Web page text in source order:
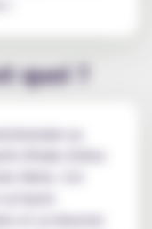
quoi ?
au
d'huile d'olive
haute
et sa douceur